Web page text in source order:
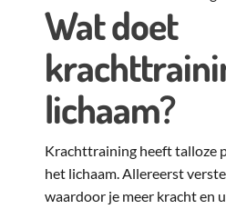
Wat doet
lichaam?
Krachttraining heeft talloze
het lichaam. Allereerst
waardoor je meer kracht en